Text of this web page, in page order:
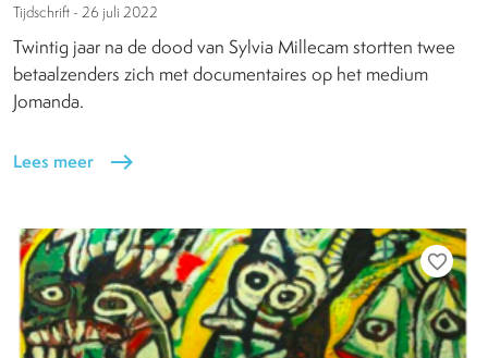
Tijdschrift - 26 juli 2022
Twintig jaar na de dood van Sylvia Millecam stortten twee
betaalzenders zich met documentaires op het medium
Jomanda.
Lees meer east
favorite_border